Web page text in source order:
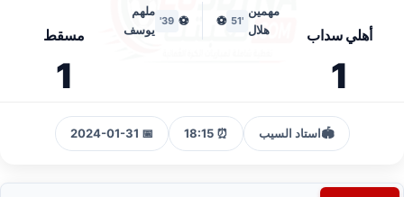
أهلي سداب
1
مهمين
هلال
'51
⚽
⚽
39'
ملهم
يوسف
مسقط
1
🏟️استاد السيب ⏰ 18:15
📅 2024-01-31